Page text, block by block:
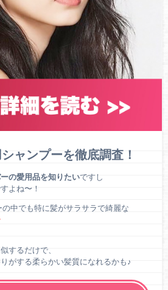
ャンプーを徹底調査！
の愛用品を知りたいですし
よね〜！
中でも特に髪がサラサラで綺麗な
するだけで、
がする柔らかい髪質になれるかも♪